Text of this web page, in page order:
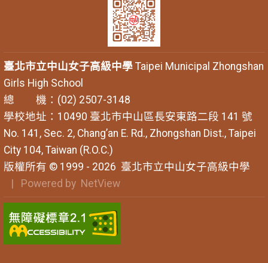
臺北市立中山女子高級中學Taipei Municipal Zhongshan
Girls High School
總 機：(02) 2507-3148
學校地址：10490 臺北市中山區長安東路二段 141 號
No. 141, Sec. 2, Chang’an E. Rd., Zhongshan Dist., Taipei
City 104, Taiwan (R.O.C.)
版權所有 © 1999 - 2026 臺北市立中山女子高級中學
| Powered by NetView